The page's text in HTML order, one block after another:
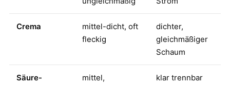
Crema
mittel-dicht, oft
fleckig
dichter,
gleichmäßiger
Schaum
Säure-
mittel,
klar trennbar